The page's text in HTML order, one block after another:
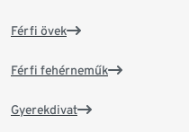
Férfi övek
Férfi fehérneműk
Gyerekdivat